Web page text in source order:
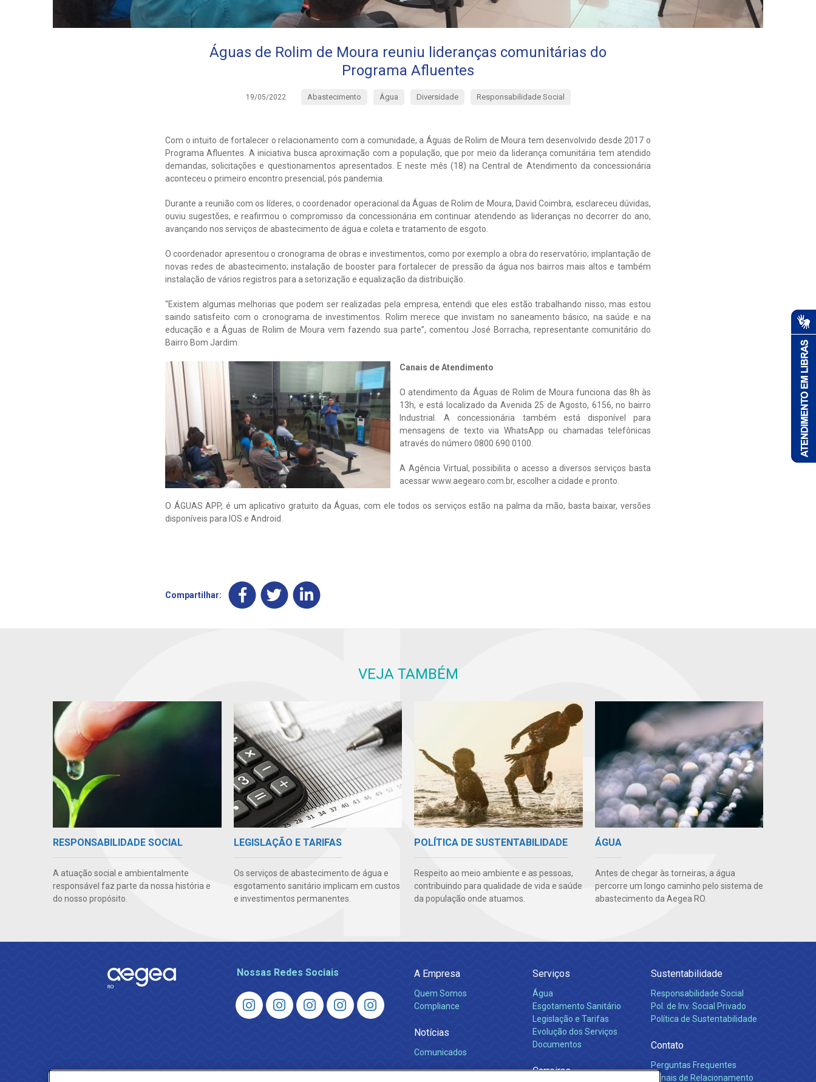
Águas de Rolim de Moura reuniu lideranças comunitárias do
Programa Afluentes
19/05/2022 Abastecimento Água Diversidade Responsabilidade Social
Com o intuito de fortalecer o relacionamento com a comunidade, a Águas de Rolim de Moura tem desenvolvido desde 2017 o
Programa Afluentes. A iniciativa busca aproximação com a população, que por meio da liderança comunitária tem atendido
demandas, solicitações e questionamentos apresentados. E neste mês (18) na Central de Atendimento da concessionária
aconteceu o primeiro encontro presencial, pós pandemia.
Durante a reunião com os líderes, o coordenador operacional da Águas de Rolim de Moura, David Coimbra, esclareceu dúvidas,
ouviu sugestões, e reafirmou o compromisso da concessionária em continuar atendendo as lideranças no decorrer do ano,
avançando nos serviços de abastecimento de água e coleta e tratamento de esgoto.
O coordenador apresentou o cronograma de obras e investimentos, como por exemplo a obra do reservatório; implantação de
novas redes de abastecimento; instalação de booster para fortalecer de pressão da água nos bairros mais altos e também
instalação de vários registros para a setorização e equalização da distribuição.
“Existem algumas melhorias que podem ser realizadas pela empresa, entendi que eles estão trabalhando nisso, mas estou
saindo satisfeito com o cronograma de investimentos. Rolim merece que invistam no saneamento básico, na saúde e na
educação e a Águas de Rolim de Moura vem fazendo sua parte”, comentou José Borracha, representante comunitário do
Bairro Bom Jardim.
Canais de Atendimento
O atendimento da Águas de Rolim de Moura funciona das 8h às
13h, e está localizado da Avenida 25 de Agosto, 6156, no bairro
Industrial. A concessionária também está disponível para
mensagens de texto via WhatsApp ou chamadas telefônicas
através do número 0800 690 0100.
A Agência Virtual, possibilita o acesso a diversos serviços basta
acessar www.aegearo.com.br, escolher a cidade e pronto.
O ÁGUAS APP, é um aplicativo gratuito da Águas, com ele todos os serviços estão na palma da mão, basta baixar, versões
disponíveis para IOS e Android.
Compartilhar:
VEJA TAMBÉM
RESPONSABILIDADE SOCIAL
A atuação social e ambientalmente
responsável faz parte da nossa história e
do nosso propósito.
LEGISLAÇÃO E TARIFAS
Os serviços de abastecimento de água e
esgotamento sanitário implicam em custos
e investimentos permanentes.
POLÍTICA DE SUSTENTABILIDADE
Respeito ao meio ambiente e as pessoas,
contribuindo para qualidade de vida e saúde
da população onde atuamos.
ÁGUA
Antes de chegar às torneiras, a água
percorre um longo caminho pelo sistema de
abastecimento da Aegea RO.
Nossas Redes Sociais A Empresa
Quem Somos
Compliance
Notícias
Comunicados
Serviços
Água
Esgotamento Sanitário
Legislação e Tarifas
Evolução dos Serviços
Documentos
Carreiras
Sustentabilidade
Responsabilidade Social
Pol. de Inv. Social Privado
Política de Sustentabilidade
Contato
Perguntas Frequentes
Canais de Relacionamento